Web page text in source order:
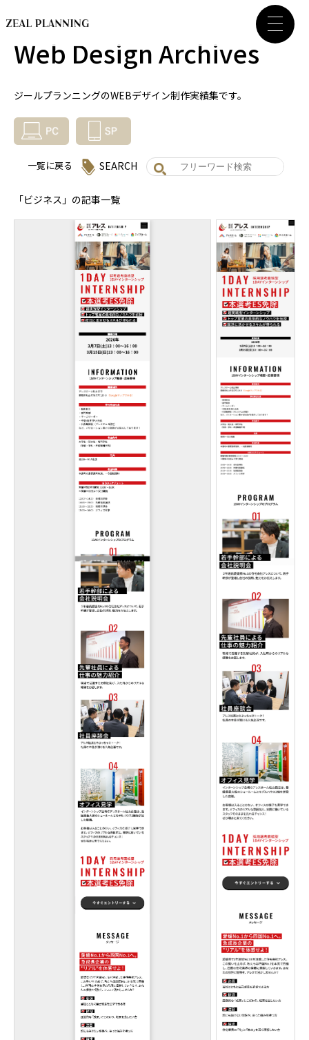
Web Design Archives
ジールプランニングのWEBデザイン制作実績集です。
一覧に戻る SEARCH
「ビジネス」の記事一覧